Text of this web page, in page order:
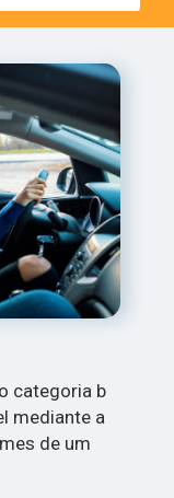
categoria b
mediante a
de um